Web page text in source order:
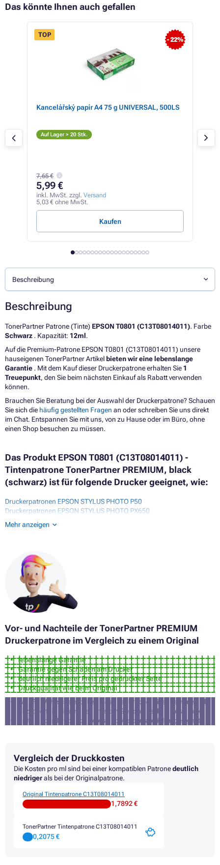
Das könnte Ihnen auch gefallen
- 22%
TOP
Kancelářský papír A4 75 g UNIVERSAL, 500LS
Auf Lager > 20 Stk.
7,65 €
5,99 €
inkl. MwSt. zzgl. Versand
5,03 € ohne MwSt.
Kaufen
Beschreibung
Beschreibung
TonerPartner Patrone (Tinte) EPSON T0801 (C13T08014011). Farbe
Schwarz . Kapazität: 12ml.
Auf die Premium-Patrone EPSON T0801 (C13T08014011) unsere
hauseigenen TonerPartner Artikel bieten wir eine lebenslange
Garantie . Mit dem Kauf dieser Druckerpatrone erhalten Sie 1
Treuepunkt, den Sie beim nächsten Einkauf als Rabatt verwenden
können.
Brauchen Sie Beratung bei der Auswahl der Druckerpatrone? Schauen
Sie sich die häufig gestellten Fragen an oder schreiben Sie uns direkt
im Chat. Entspannen Sie mit uns, von zu Hause oder im Büro, ohne
einen Shop besuchen zu müssen.
Das Produkt EPSON T0801 (C13T08014011) -
Tintenpatrone TonerPartner PREMIUM, black
(schwarz) ist für folgende Drucker geeignet, wie:
Druckerpatronen EPSON STYLUS PHOTO P50
Druckerpatronen EPSON STYLUS PHOTO PX650
Druckerpatronen EPSON STYLUS PHOTO PX660
Druckerpatronen EPSON STYLUS PHOTO PX700W
Druckerpatronen EPSON STYLUS PHOTO PX730WD
Druckerpatronen EPSON STYLUS PHOTO PX800FW
Druckerpatronen EPSON STYLUS PHOTO PX810FW
Druckerpatronen EPSON STYLUS PHOTO PX820FWD
Druckerpatronen EPSON STYLUS PHOTO PX830FWD
Druckerpatronen EPSON STYLUS PHOTO R265
Druckerpatronen EPSON STYLUS PHOTO R285
Druckerpatronen EPSON STYLUS PHOTO R360
Druckerpatronen EPSON STYLUS PHOTO RX560
Druckerpatronen EPSON STYLUS PHOTO RX585
Druckerpatronen EPSON STYLUS PHOTO RX685
Druckerpatronen EPSON STYLUS R265
Druckerpatronen EPSON STYLUS R285
Druckerpatronen EPSON STYLUS R360
Druckerpatronen EPSON STYLUS SX105
Mehr anzeigen
Vor- und Nachteile der TonerPartner PREMIUM
Druckerpatrone im Vergleich zu einem Original
lebenslange Garantie
Garantie gegen Schäden am Drucker
deutlich niedrigerer Preis pro gedruckter Seite
Druckqualität wie beim Original
ca. 3% Wahrscheinlichkeit, dass der Drucker diese Patrone nicht
akzeptiert (in diesem Fall erhalten Sie von uns Ihr Geld zurück)
nicht für den Druck von Fotos und Werbematerialien geeignet
Vergleich der Druckkosten
Die Kosten pro ml sind bei einer kompatiblen Patronedeutlich
niedrigerals bei der Originalpatrone.
Original Tintenpatrone C13T08014011
1,7892 €
TonerPartner Tintenpatrone C13T08014011
0,2075 €